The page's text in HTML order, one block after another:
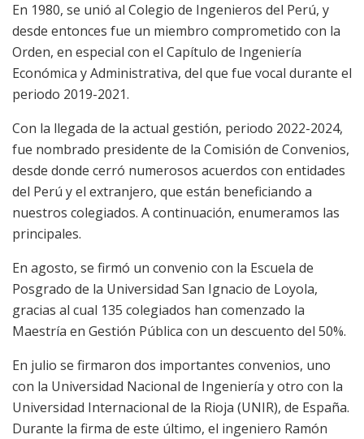
En 1980, se unió al Colegio de Ingenieros del Perú, y
desde entonces fue un miembro comprometido con la
Orden, en especial con el Capítulo de Ingeniería
Económica y Administrativa, del que fue vocal durante el
periodo 2019-2021.
Con la llegada de la actual gestión, periodo 2022-2024,
fue nombrado presidente de la Comisión de Convenios,
desde donde cerró numerosos acuerdos con entidades
del Perú y el extranjero, que están beneficiando a
nuestros colegiados. A continuación, enumeramos las
principales.
En agosto, se firmó un convenio con la Escuela de
Posgrado de la Universidad San Ignacio de Loyola,
gracias al cual 135 colegiados han comenzado la
Maestría en Gestión Pública con un descuento del 50%.
En julio se firmaron dos importantes convenios, uno
con la Universidad Nacional de Ingeniería y otro con la
Universidad Internacional de la Rioja (UNIR), de España.
Durante la firma de este último, el ingeniero Ramón